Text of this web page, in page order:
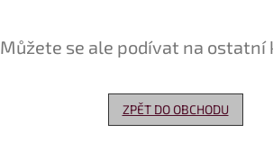
Můžete se ale podívat na ostatní
ZPĚT DO OBCHODU